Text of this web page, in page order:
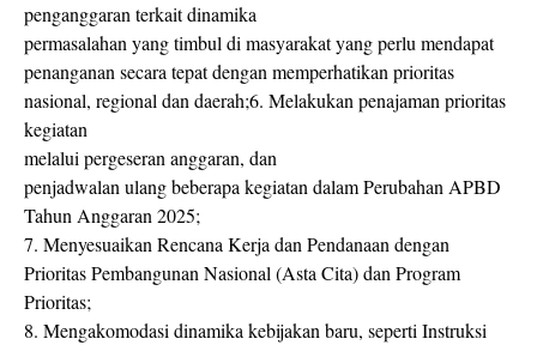
penganggaran terkait dinamika
permasalahan yang timbul di masyarakat yang perlu mendapat
penanganan secara tepat dengan memperhatikan prioritas
nasional, regional dan daerah;6. Melakukan penajaman prioritas
kegiatan
melalui pergeseran anggaran, dan
penjadwalan ulang beberapa kegiatan dalam Perubahan APBD
Tahun Anggaran 2025;
7. Menyesuaikan Rencana Kerja dan Pendanaan dengan
Prioritas Pembangunan Nasional (Asta Cita) dan Program
Prioritas;
8. Mengakomodasi dinamika kebijakan baru, seperti Instruksi